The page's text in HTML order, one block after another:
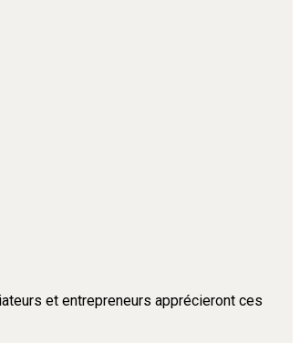
et entrepreneurs apprécieront ces